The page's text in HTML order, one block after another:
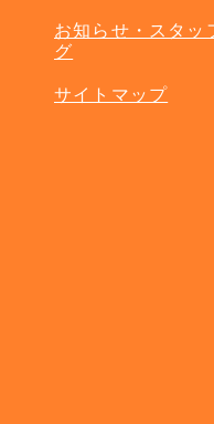
お知らせ・スタッ
グ
サイトマップ